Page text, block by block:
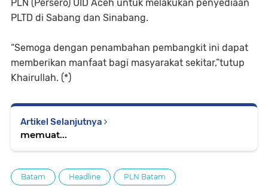
PLN (Persero) UID Aceh untuk melakukan penyediaan
PLTD di Sabang dan Sinabang.
“Semoga dengan penambahan pembangkit ini dapat
memberikan manfaat bagi masyarakat sekitar,”tutup
Khairullah. (*)
Artikel Selanjutnya
memuat...
Batam Headline PLN Batam